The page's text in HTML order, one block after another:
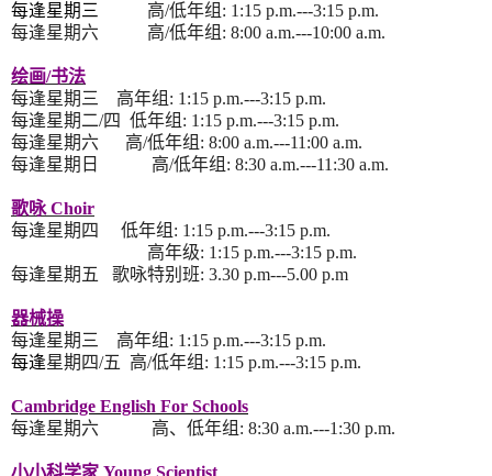
每逢星期三 高/低年组 : 1:15 p.m.---3:15 p.m.
每逢星期六 高/低年组 : 8:00 a.m.---10:00 a.m.
绘画/书法
每逢星期三 高年组 : 1:15 p.m.---3:15 p.m.
每逢星期二/四 低年组 : 1:15 p.m.---3:15 p.m.
每逢星期六 高/低年组 : 8:00 a.m.---11:00 a.m.
每逢星期日 高/低年组 : 8:30 a.m.---11:30 a.m.
歌咏 Choir
每逢星期四 低年组 : 1:15 p.m.---3:15 p.m.
高年级: 1:15 p.m.---3:15 p.m.
每逢星期五 歌咏特别班: 3.30 p.m---5.00 p.m
器械操
每逢星期三 高年组 : 1:15 p.m.---3:15 p.m.
每逢星期四/五 高/低年组 : 1:15 p.m.---3:15 p.m.
Cambridge English For Schools
每逢星期六 高、 低年组 : 8:30 a.m.---1 :30 p.m.
小小科学家 Young Scientist